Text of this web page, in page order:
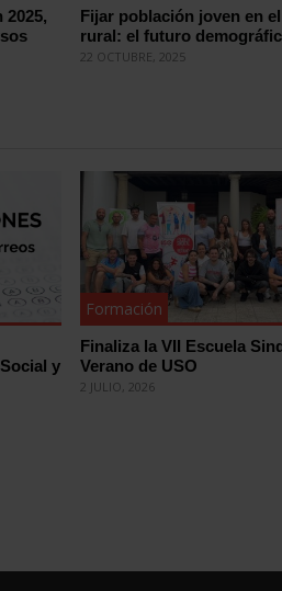
2025,
Fijar población joven en
rural: el futuro
22 OCTUBRE, 2025
y
Formación
Finaliza la VII Escuela
Verano de USO
2 JULIO, 2026